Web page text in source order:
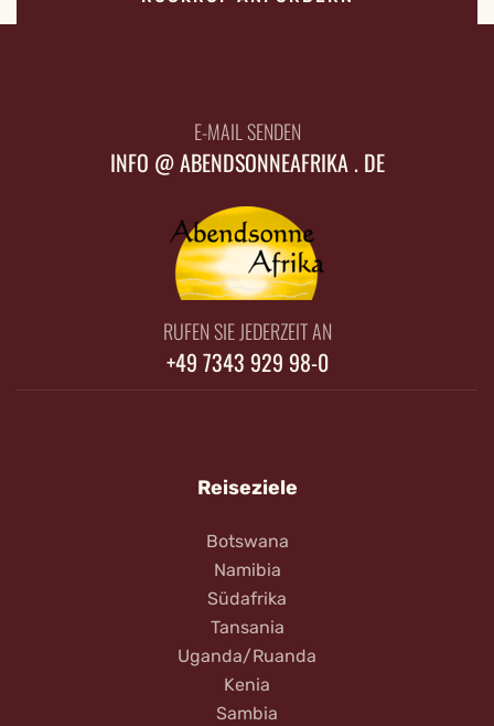
E-MAIL SENDEN
INFO @ ABENDSONNEAFRIKA . DE
RUFEN SIE JEDERZEIT AN
+49 7343 929 98-0
Reiseziele
Botswana
Namibia
Südafrika
Tansania
Uganda/Ruanda
Kenia
Sambia